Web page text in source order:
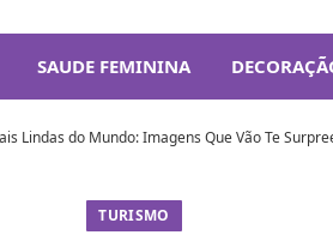
SAUDE FEMININA
Lindas do Mundo: Imagens Que Vão Te
TURISMO